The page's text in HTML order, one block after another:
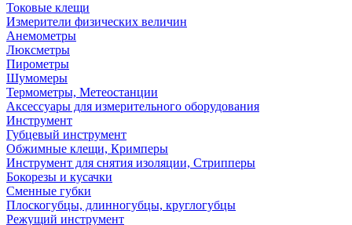
Токовые клещи
Измерители физических величин
Анемометры
Люксметры
Пирометры
Шумомеры
Термометры, Метеостанции
Аксессуары для измерительного оборудования
Инструмент
Губцевый инструмент
Обжимные клещи, Кримперы
Инструмент для снятия изоляции, Стрипперы
Бокорезы и кусачки
Сменные губки
Плоскогубцы, длинногубцы, круглогубцы
Режущий инструмент